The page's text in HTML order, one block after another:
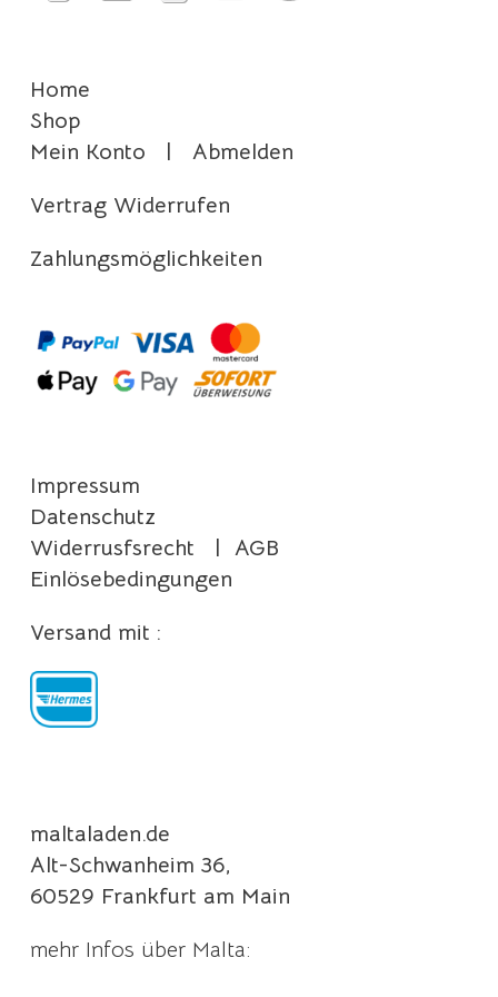
Home
Shop
Mein Konto | Abmelden
Vertrag Widerrufen
Zahlungsmöglichkeiten
Impressum
Datenschutz
Widerrusfsrecht
AGB
Einlösebedingungen
Versand mit :
maltaladen.de
Alt-Schwanheim 36,
60529 Frankfurt am Main
mehr Infos über Malta: